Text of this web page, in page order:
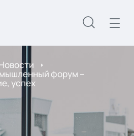
форум –
успех